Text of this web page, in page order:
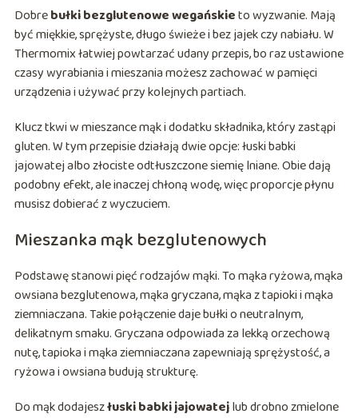
Dobrebułki bezglutenowe wegańskieto wyzwanie. Mają
być miękkie, sprężyste, długo świeże i bez jajek czy nabiału. W
Thermomix łatwiej powtarzać udany przepis, bo raz ustawione
czasy wyrabiania i mieszania możesz zachować w pamięci
urządzenia i używać przy kolejnych partiach.
Klucz tkwi w mieszance mąk i dodatku składnika, który zastąpi
gluten. W tym przepisie działają dwie opcje: łuski babki
jajowatej albo złociste odtłuszczone siemię lniane. Obie dają
podobny efekt, ale inaczej chłoną wodę, więc proporcje płynu
musisz dobierać z wyczuciem.
Mieszanka mąk bezglutenowych
Podstawę stanowi pięć rodzajów mąki. To mąka ryżowa, mąka
owsiana bezglutenowa, mąka gryczana, mąka z tapioki i mąka
ziemniaczana. Takie połączenie daje bułki o neutralnym,
delikatnym smaku. Gryczana odpowiada za lekką orzechową
nutę, tapioka i mąka ziemniaczana zapewniają sprężystość, a
ryżowa i owsiana budują strukturę.
Do mąk dodajeszłuski babki jajowatejlub drobno zmielone